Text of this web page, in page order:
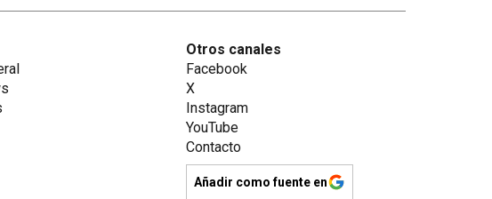
Otros canales
Facebook
X
Instagram
YouTube
Contacto
Añadir como fuente en